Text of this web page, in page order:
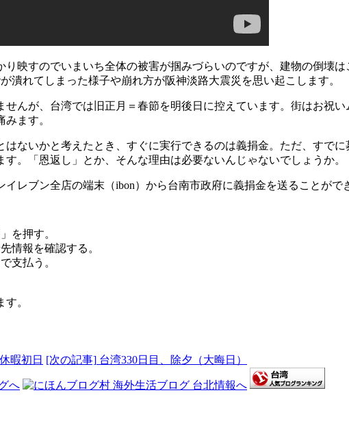
り映すのでいまいち全体の被害が掴みづらいのですが、建物の倒壊
潰れてしまった様子や崩れ方が阪神淡路大震災を思い起こします。
んが、台湾では旧正月＝春節を明後日に控えています。街はお祝
ます。
はないかと考えたとき、すぐに実行できるのは義捐金。ただ、すで
。「恩返し」とか、そんな理由は必要ないんじゃないでしょうか。
レブン全店の端末（ibon）から台南市政府に義捐金を送ることがで
を押す。
情報を確認する。
支払う。
。
暇初日 [次の記事] 台湾330日目、除夕（大晦日）